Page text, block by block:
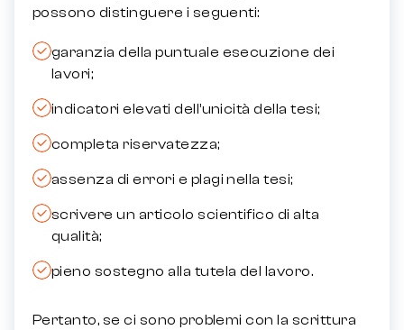
possono distinguere i seguenti:
garanzia della puntuale esecuzione dei
lavori;
indicatori elevati dell’unicità della tesi;
completa riservatezza;
assenza di errori e plagi nella tesi;
scrivere un articolo scientifico di alta
qualità;
pieno sostegno alla tutela del lavoro.
Pertanto, se ci sono problemi con la scrittura